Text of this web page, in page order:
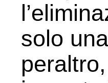
solo